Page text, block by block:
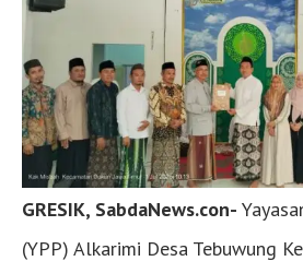
GRESIK, SabdaNews.con-
(YPP) Alkarimi Desa Tebuwung